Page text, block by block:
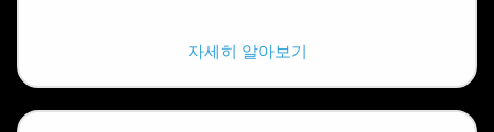
자세히 알아보기